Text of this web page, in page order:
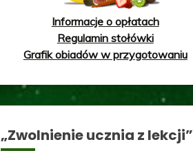
Informacje o opłatach
Regulamin stołówki
Grafik obiadów w przygotowaniu
„Zwolnienie ucznia z lekcji”